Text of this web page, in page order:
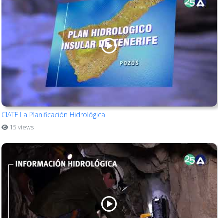
CIATF La Planificación Hidrológica
15 views